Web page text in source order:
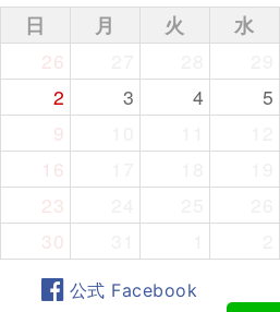
日 月 火 水
26
2
3 4 5
9
16
23
30
公式 Facebook